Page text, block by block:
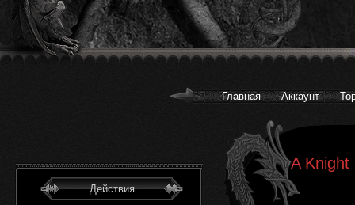
Главная Аккаунт
Действия
A Knight